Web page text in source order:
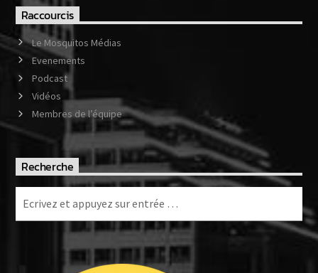
Raccourcis
Le Mosquitos Médias
Evenements
Podcast
Vidéos
Membres de l’équipe
Recherche